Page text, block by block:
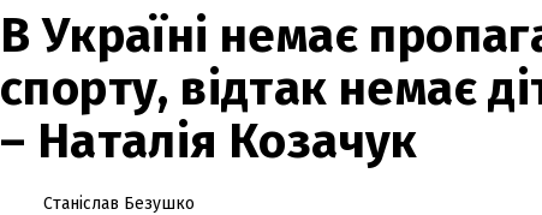
В Україні немає
спорту, відтак немає
– Наталія Козачук
Станіслав Безушко